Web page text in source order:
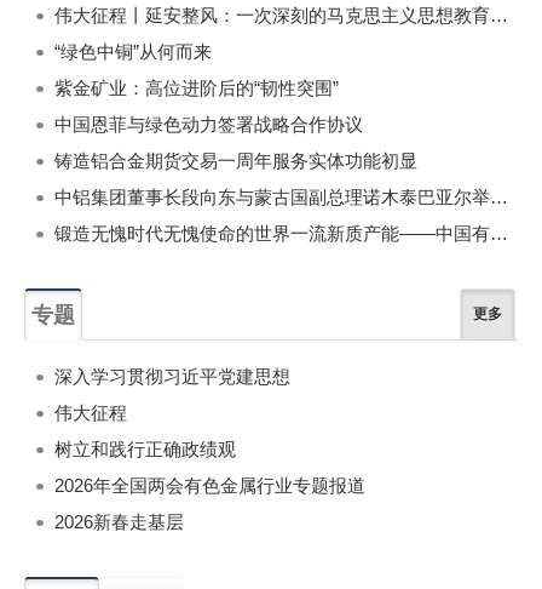
伟大征程丨延安整风：一次深刻的马克思主义思想教育运动
“绿色中铜”从何而来
紫金矿业：高位进阶后的“韧性突围”
中国恩菲与绿色动力签署战略合作协议
铸造铝合金期货交易一周年服务实体功能初显
中铝集团董事长段向东与蒙古国副总理诺木泰巴亚尔举行会谈
锻造无愧时代无愧使命的世界一流新质产能——中国有色金属工业的战略应对与破局之道（二）
专题 更多
深入学习贯彻习近平党建思想
伟大征程
树立和践行正确政绩观
2026年全国两会有色金属行业专题报道
2026新春走基层